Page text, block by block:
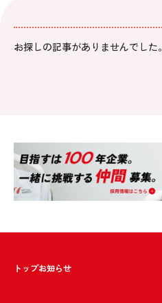
お探しの記事がありませんでした。
トップお知らせ